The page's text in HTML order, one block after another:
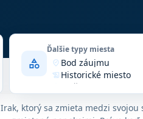
category
Ďalšie typy miesta
where_to_vote Bod záujmu
history_edu Historické miesto
Mešita
exploreTuristická atrakcia
Irak, ktorý sa zmieta medzi